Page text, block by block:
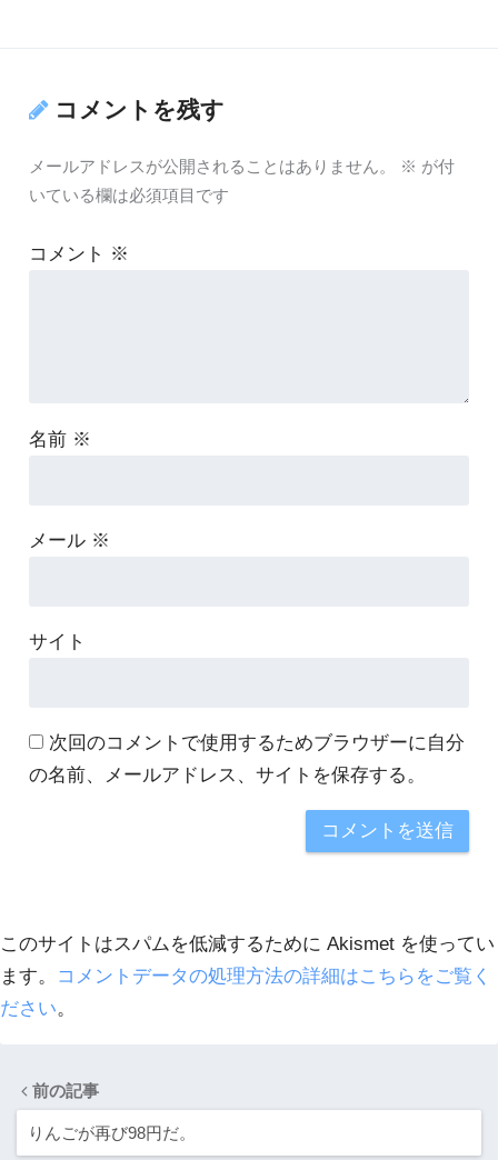
コメントを残す
メールアドレスが公開されることはありません。 ※ が付
いている欄は必須項目です
コメント ※
名前 ※
メール ※
サイト
次回のコメントで使用するためブラウザーに自分
の名前、メールアドレス、サイトを保存する。
このサイトはスパムを低減するために Akismet を使ってい
ます。
コメントデータの処理方法の詳細はこちらをご覧く
ださい。
前の記事
りんごが再び98円だ。